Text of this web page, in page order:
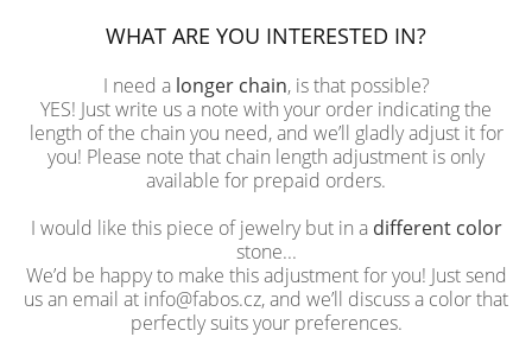
WHAT ARE YOU INTERESTED IN?
I need a longer chain, is that possible?
YES! Just write us a note with your order indicating the
length of the chain you need, and we’ll gladly adjust it for
you! Please note that chain length adjustment is only
available for prepaid orders.
I would like this piece of jewelry but in a different color
stone...
We’d be happy to make this adjustment for you! Just send
us an email at info@fabos.cz, and we’ll discuss a color that
perfectly suits your preferences.